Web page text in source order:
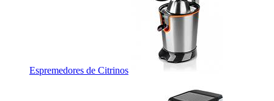
Espremedores de Citrinos